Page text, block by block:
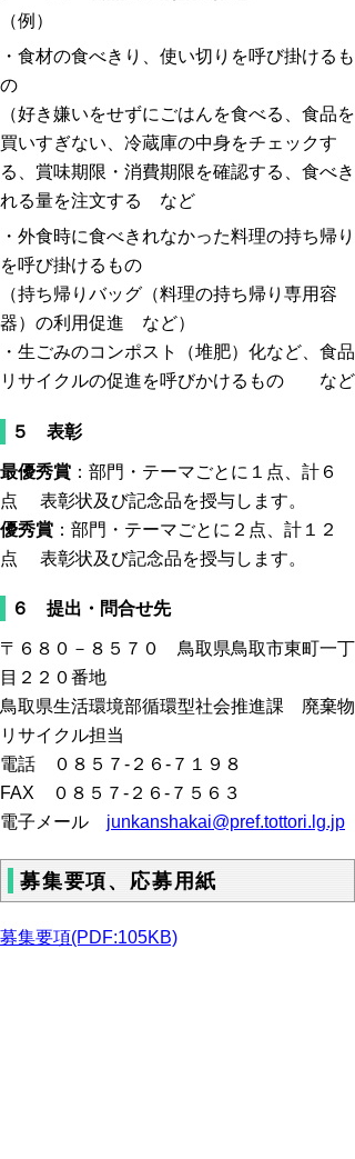
（例）
・食材の食べきり、使い切りを呼び掛けるも
の
（好き嫌いをせずにごはんを食べる、食品を
買いすぎない、冷蔵庫の中身をチェックす
る、賞味期限・消費期限を確認する、食べき
れる量を注文する など
・外食時に食べきれなかった料理の持ち帰り
を呼び掛けるもの
（持ち帰りバッグ（料理の持ち帰り専用容
器）の利用促進 など）
・生ごみのコンポスト（堆肥）化など、食品
リサイクルの促進を呼びかけるもの など
５ 表彰
最優秀賞 ：部門・テーマごとに１点、計６
点 表彰状及び記念品を授与します。
優秀賞 ：部門・テーマごとに２点、計１２
点 表彰状及び記念品を授与します。
６ 提出・問合せ先
〒６８０－８５７０ 鳥取県鳥取市東町一丁
目２２０番地
鳥取県生活環境部循環型社会推進課 廃棄物
リサイクル担当
電話 ０８５７-２６-７１９８
FAX ０８５７-２６-７５６３
電子メール junkanshakai@pref.tottori.lg.jp
募集要項、応募用紙
募集要項(PDF:105KB)